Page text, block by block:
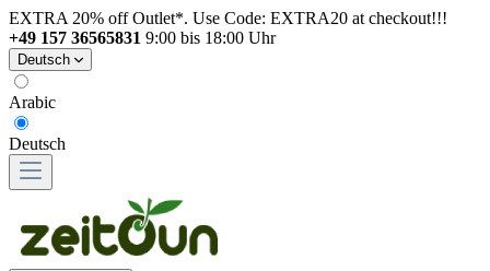
EXTRA 20% off Outlet*. Use Code: EXTRA20 at checkout!!!
+49 157 36565831 9:00 bis 18:00 Uhr
Deutsch
Arabic
Deutsch